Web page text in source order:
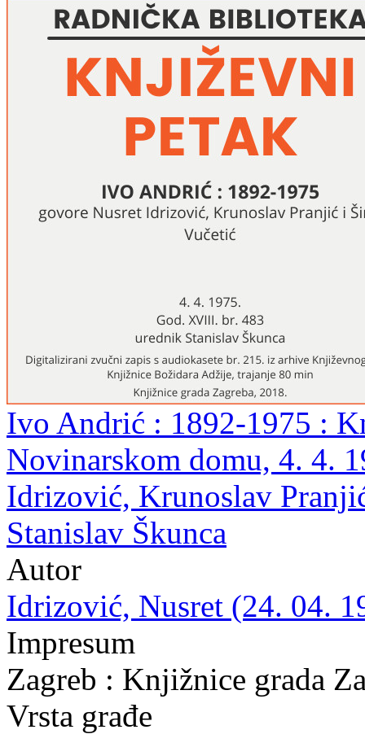
Ivo Andrić : 1892-1975 :
Novinarskom domu, 4. 4.
Idrizović, Krunoslav
Stanislav Škunca
Autor
Idrizović, Nusret (24. 04.
Impresum
Zagreb : Knjižnice grada
Vrsta građe